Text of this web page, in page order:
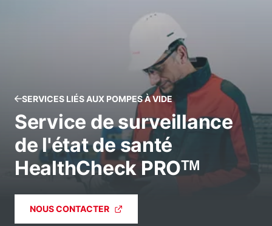
SERVICES LIÉS AUX POMPES À VIDE
Service de surveillance
de l'état de santé
HealthCheck PROᵀᴹ
NOUS CONTACTER